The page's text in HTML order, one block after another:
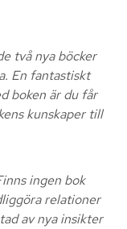
två nya böcker
En fantastiskt
boken är du får
kunskaper till
ingen bok
relationer
av nya insikter